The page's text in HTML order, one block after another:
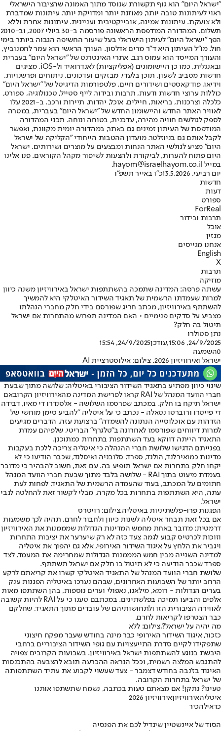
"ישראל היום" הוא גוף תקשורת שנוסד מתוך האמונה שהציבור הישראלי
ראוי לעיתונות טובה יותר, מאוזנת יותר ומדויקת יותר. עיתונות שמדברת
ולא צועקת. עיתונות אמינה, אובייקטיבית ועניינית. עיתונות אחרת וללא
תשלום. המהדורה המודפסת הראשונה פורסמה ב-30 ביולי 2007, וב-2010
הפך "ישראל היום" לעיתון הישראלי בעל שיעור החשיפה הגבוה ביותר בימי
חול. מו"ל העיתון היא ד"ר מרים אדלסון. העורך הראשי הוא עמר לחמנוביץ,
והעורך המייסד הוא עמוס רגב. אתרי האינטרנט של "ישראל היום" בעברית
ובאנגלית, כמו כן היישומונים (אפליקציות) לאנדרואיד ול-iOS, מציגים
חדשות מסביב לשעון, תוכן בלעדי, מבזקים ועדכונים, ניתוחים ופרשנויות,
וידיאו, פודקאסטים ושידורים חיים. פלטפורמות הדיגיטל של "ישראל היום"
כוללות ערוצי חדשות ודעות, תרבות ובידור, לייף סטייל, טכנולוגיה, ספורט,
כלכלה וצרכנות, בריאות, חיילים, אוכל, יהדות, תיירות ורכב. ב-2021 עלו
לאוויר האתר החדש והיישומון החדש של "ישראל היום" בעברית, במטרה
לספק לגולשים חוויה מהירה, עדכנית, בטוחה ונוחה. תכני המהדורה
המודפסת של העיתון זמינים גם באתר, במהדורה יומית מקוונת, ואפשר
לקבל אותם גם בניוזלטר. מועדון ההטבות הייחודי "הקליקה של ישראל
היום" מציע לגולשי האתר הנחות ומבצעים על מוצרים ושירותים. ישראל
היום פתוח להערות, לביקורת ולהצעות לשיפור מקהל הקוראים. פנו אלינו
במייל hayom@israelhayom.co.il.
יום רביעי, 13.5.2026
כ"ו באייר תשפ"ו
חדשות
דעות
ספורט
ForReal
תרבות ובידור
אוכל
מגזין
אנחנו מגייסים
English
X
תרבות
מוזיקה
עשתה פרסה: המדינה שתמכה בהשתתפות ישראל באירוויזיון משנה כיוון
למרות שעמדתו הרשמית של תאגיד השידור האיטלקי היא להמשיך
להשתתף באירוויזיון, מכתב חריג שפורסם בידי חלק מחברי הנהלתו
מצביע על סדקים פנימיים • האם המדינה תפרוש מהתחרות אם ישראל
תיטול בה חלק?
נתן סטולרו
24/9/2025, 15:06
,עודכן24/9/2025, 15:54
0השמעה
ישראל ואירוויזיון 2026. צילום: אילוסטרציית AI
שינוי כיוון מפתיע בתאגיד השידור הציבורי באיטליה: שלושה מתוך שבעת
חברי הוועד המנהל של RAI קראו לפרישת המדינה מהאירוויזיון הקרוב
אם
ישראל תיקח בו חלק. במכתב שפרסמו השלושה - אלסנדרו די מאיו, דבידה
די פייטרו ורוברטו נטאלה - נכתב כי על איטליה "להביע סימן מוחשי של
הזדהות עם אוכלוסייה הנתונה להשמדה" ברצועת עזה. הדברים מגיעים
למרות דיווחים שפורסמו לאחרונה ב"טלגרף" הבריטי, שלפיהם עמדת
התאגיד הייתה דווקא בעד השתתפות בתחרות כמתוכנן.
בפנייתם הדגישו שלושת חברי ההנהלה כי איטליה צריכה ללכת בעקבות
מדינות כמואירלנד, הולנד, ספרד, סלובניה ואיסלנד, שכבר הודיעו כי לא
יקחו חלק בתחרות אם ישראל תופיע בה. עם זאת, חשוב להבהיר כי מדובר
בעמדת מיעוט בתוך RAI - שלושה בלבד מתוך שבעת חברי הוועד המנהל
חתומים על המכתב, בעוד שהעמדה הרשמית של התאגיד, לפחות לעת
עתה, היא השתתפות בתחרות בכל מקרה, מבלי לקשור זאת להחלטה לגבי
ישראל.
הפגנות פרו-פלשתיניות באיטליה,צילום: רויטרס
אם בכל זאת תבחר איטליה לשנות כיוון ולחבור לחרם, תהיה לכך משמעות
דרמטית: מדובר באחת מחמש המדינות הגדולות שמממנות את האירוויזיון
וזוכות לכרטיס קבוע לגמר. צעד כזה לא רק שיערער את יציבות התחרות
ויגביר את הלחץ על איגוד השידור האירופי, אלא גם יהפוך את איטליה
למדינה השנייה מבין חמש המממנות הגדולות שמחרימה את המעמד, לצד
ספרד שכבר הודיעה כי לא תיטול בו חלק אם ישראל תשתתף.
שלושת חברי הוועד המנהל של התאגיד האיטלקי קשרו את קריאתם לרקע
הרחב יותר של השבועות האחרונים, שבהם נערכו באיטליה הפגנות ענק
בערים הגדולות - רומא, מילאנו, נאפולי וערים נוספות, בהן השתתפו מאות
אלפים והביעו תמיכה בפלשתינים. במכתבם טענו כי על RAI להיות קשובה
לאווירה הציבורית הזו ולתחושותיהם של עובדים מתוך התאגיד, שחלקם
כבר הצטרפו לקריאות לחרם.
מה יהיה על ישראל?,צילום: ללא
כזכור, איגוד השידור האירופי כבר מינה בחודש שעבר מפקח חיצוני
שתפקידו לקיים סדרת התייעצויות עם גופי השידור הציבוריים ברחבי
היבשת בנוגע להשתתפות ישראל באירוויזיון. בשבועות הקרובים צפויה
להתגבש המלצה רשמית, וככל הנראה ההכרעה תובא להצבעה בהתכנסות
האיגוד בז’נבה בחודש דצמבר - צעד שעשוי לקבוע את עתיד השתתפותה
של ישראל בתחרות הקרובה.
טעינו? נתקן! אם מצאתם טעות בכתבה, נשמח שתשתפו אותנו
איטליהאירוויזיוןאירוויזיון 2026
כדאילהכיר
הסוד של איינשטיין שיגדיל לכם את הפנסיה